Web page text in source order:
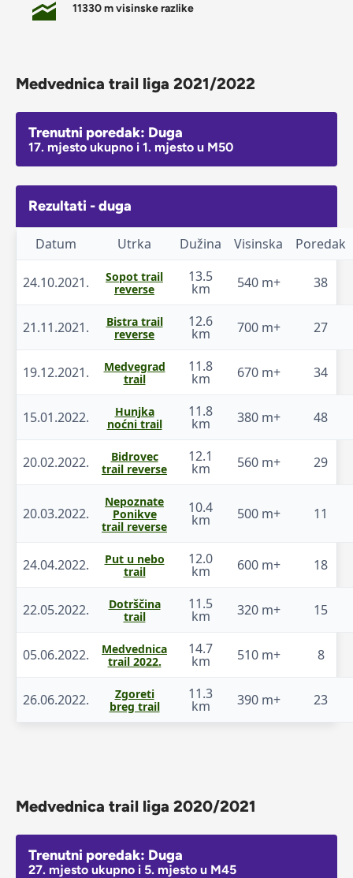
11330 m visinske razlike
Medvednica trail liga 2021/2022
Trenutni poredak: Duga
17. mjesto ukupno i 1. mjesto u M50
Rezultati - duga
Datum Utrka Dužina Visinska Poredak
24.10.2021.
Sopot trail
reverse
13.5
km 540 m+ 38
21.11.2021.
Bistra trail
reverse
12.6
km 700 m+ 27
19.12.2021.
Medvegrad
trail
11.8
km 670 m+ 34
15.01.2022.
Hunjka
noćni trail
11.8
km 380 m+ 48
20.02.2022.
Bidrovec
trail reverse
12.1
km 560 m+ 29
20.03.2022.
Nepoznate
Ponikve
trail reverse
10.4
km 500 m+ 11
24.04.2022.
Put u nebo
trail
12.0
km 600 m+ 18
22.05.2022.
Dotrščina
trail
11.5
km 320 m+ 15
05.06.2022.
Medvednica
trail 2022.
14.7
km 510 m+ 8
26.06.2022.
Zgoreti
breg trail
11.3
km 390 m+ 23
Medvednica trail liga 2020/2021
Trenutni poredak: Duga
27. mjesto ukupno i 5. mjesto u M45